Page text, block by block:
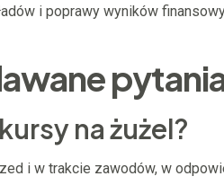
i poprawy wyników
na żużel?
i w trakcie zawodów, w